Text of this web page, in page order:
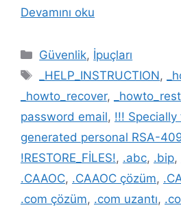
Devamını oku
Kategoriler
Güvenlik, İpuçları
Etiketler
_HELP_INSTRUCTION,
_howto_recover,
password email, !!!
generated personal RSA-
!RESTORE_FİLES!, .abc, .bip,
.CAAOC, .CAAOC çözüm,
.com çözüm, .com uzantı,